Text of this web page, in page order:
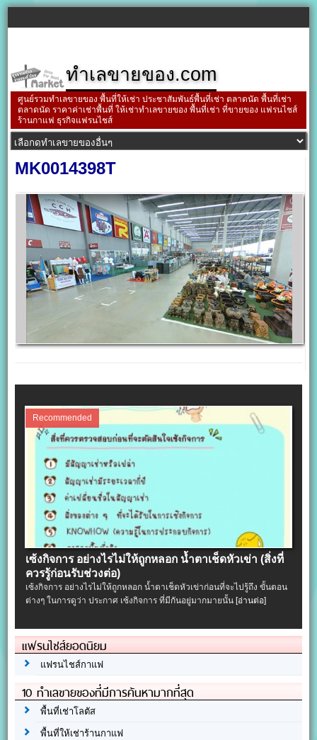
ทำเลขายของ.com
ศูนย์รวมทำเลขายของ พื้นที่ให้เช่า ประชาสัมพันธ์พื้นที่เช่า ตลาดนัด พื้นที่เช่า
ตลาดนัด ราคาค่าเช่าพื้นที่ ให้เช่าทำเลขายของ พื้นที่เช่า ที่ขายของ แฟรนไชส์
ร้านกาแฟ ธุรกิจแฟรนไชส์
MK0014398T
Recommended
เซ้งกิจการ อย่างไรไม่ให้ถูกหลอก น้ำตาเช็ดหัวเข่า (สิ่งที่
ควรรู้ก่อนรับช่วงต่อ)
เซ้งกิจการ อย่างไรไม่ให้ถูกหลอก น้ำตาเช็ดหัวเข่าก่อนที่จะไปรู้ถึง ขั้นตอน
ต่างๆ ในการดูว่า ประกาศ เซ้งกิจการ ที่มีกันอยู่มากมายนั้น [อ่านต่อ]
แฟรนไชส์ยอดนิยม
แฟรนไชส์กาแฟ
10 ทำเลขายของที่มีการค้นหามากที่สุด
พื้นที่เช่าโลตัส
พื้นที่ให้เช่าร้านกาแฟ